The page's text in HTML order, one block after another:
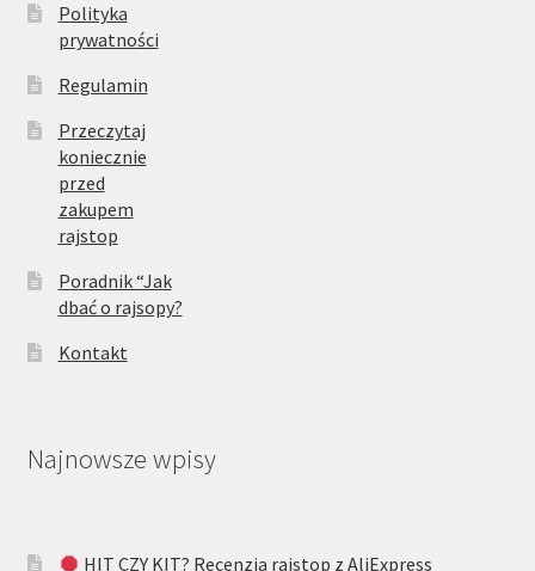
Polityka
prywatności
Regulamin
Przeczytaj
koniecznie
przed
zakupem
rajstop
Poradnik “Jak
dbać o rajsopy?
Kontakt
Najnowsze wpisy
HIT CZY KIT? Recenzja rajstop z AliExpress